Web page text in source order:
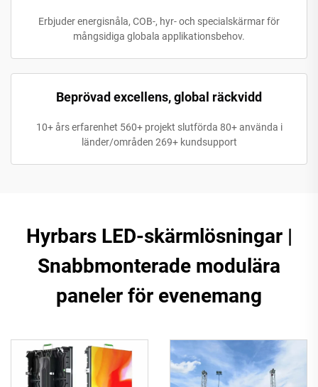
Erbjuder energisnåla, COB-, hyr- och specialskärmar för
mångsidiga globala applikationsbehov.
Beprövad excellens, global räckvidd
10+ års erfarenhet 560+ projekt slutförda 80+ använda i
länder/områden 269+ kundsupport
Hyrbars LED-skärmlösningar |
Snabbmonterade modulära
paneler för evenemang